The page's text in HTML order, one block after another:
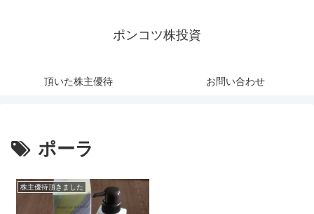
ポンコツ株投資
頂いた株主優待 お問い合わせ
ポーラ
株主優待頂きました